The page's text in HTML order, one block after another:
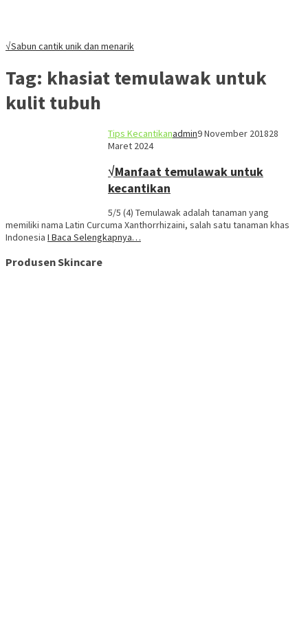
√Sabun cantik unik dan menarik
Tag: khasiat temulawak untuk
kulit tubuh
Tips Kecantikanadmin9 November 201828
Maret 2024
√Manfaat temulawak untuk
kecantikan
5/5 (4) Temulawak adalah tanaman yang
memiliki nama Latin Curcuma Xanthorrhizaini, salah satu tanaman khas
Indonesia I Baca Selengkapnya…
Produsen Skincare